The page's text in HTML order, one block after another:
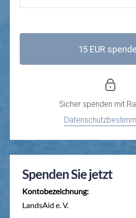
15 EUR
Sicher spenden mit
Spenden Sie jetzt
Kontobezeichnung:
LandsAid e. V.